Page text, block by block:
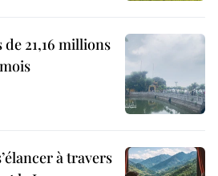
21,16 millions
à travers